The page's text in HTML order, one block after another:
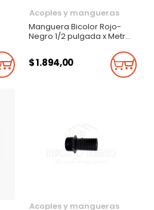
Añadir Al Carrito
Acoples y mangueras
Manguera Bicolor Rojo-
Negro 1/2 pulgada x Metro
$ 1.894,00
Acoples y mangueras